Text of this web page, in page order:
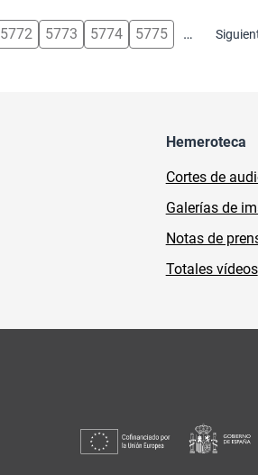
5772 5773 5774 5775 …
Siguiente
Hemeroteca
Cortes de
Galerías de
Notas de
Totales vídeos